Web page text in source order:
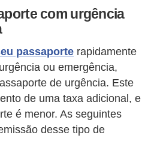
com urgência
passaporte rapidamente
ou emergência,
de urgência. Este
de uma taxa adicional, e
é menor. As seguintes
desse tipo de